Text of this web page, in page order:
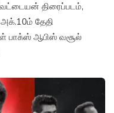
திரைப்படம்,
தேதி
பாக்ஸ் ஆபிஸ் வசூல்